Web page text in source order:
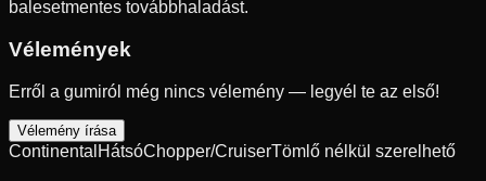
balesetmentes továbbhaladást.
Vélemények
Erről a gumiról még nincs vélemény — legyél te az első!
Vélemény írása
Continental HátsóChopper/CruiserTömlő nélkül szerelhető